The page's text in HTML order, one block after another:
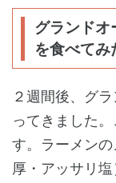
グランド
を食べてみ
２週間後、グ
ってきました
す。ラーメン
厚・アッサリ